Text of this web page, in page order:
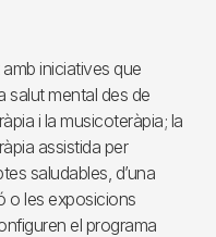
iniciatives que
salut mental des de
i la musicoteràpia; la
assistida per
saludables, d’una
o les exposicions
el programa